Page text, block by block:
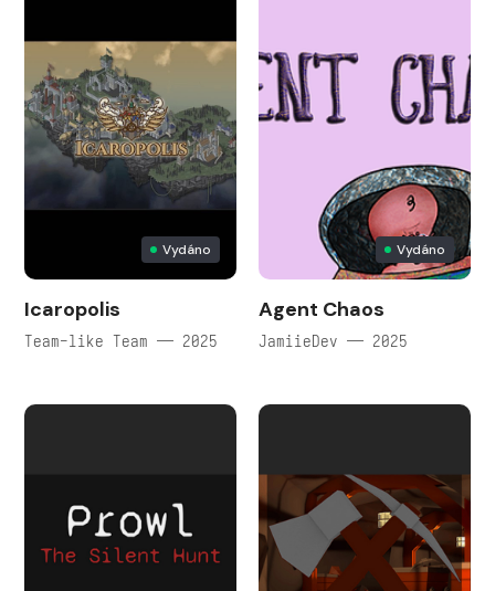
Vydáno
Icaropolis
Team-like Team — 2025
Vydáno
Agent Chaos
JamiieDev — 2025